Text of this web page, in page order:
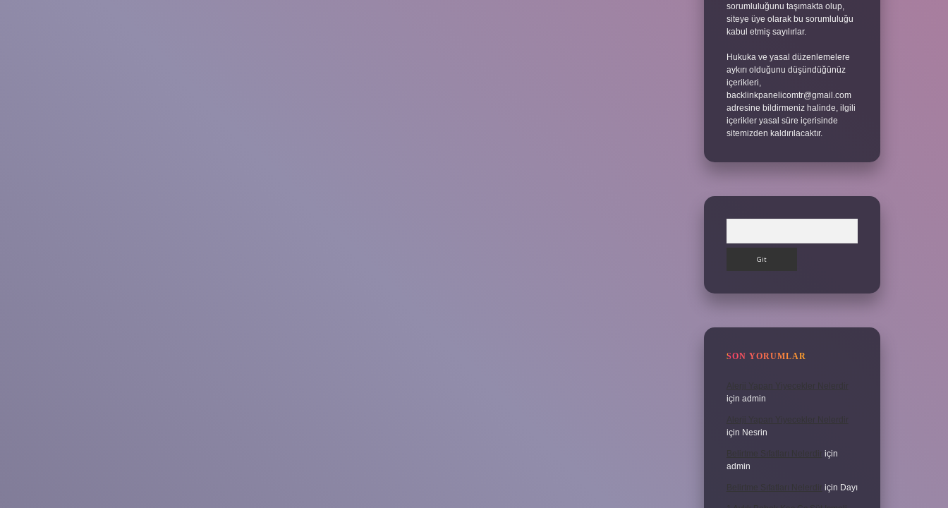
sorumluluğunu taşımakta olup,
siteye üye olarak bu sorumluluğu
kabul etmiş sayılırlar.
Hukuka ve yasal düzenlemelere
aykırı olduğunu düşündüğünüz
içerikleri,
backlinkpanelicomtr@gmail.com
adresine bildirmeniz halinde, ilgili
içerikler yasal süre içerisinde
sitemizden kaldırılacaktır.
SON YORUMLAR
Alerji Yapan Yiyecekler Nelerdir
için admin
Alerji Yapan Yiyecekler Nelerdir
için Nesrin
Belirtme Sıfatları Nelerdir için
admin
Belirtme Sıfatları Nelerdir için Dayı